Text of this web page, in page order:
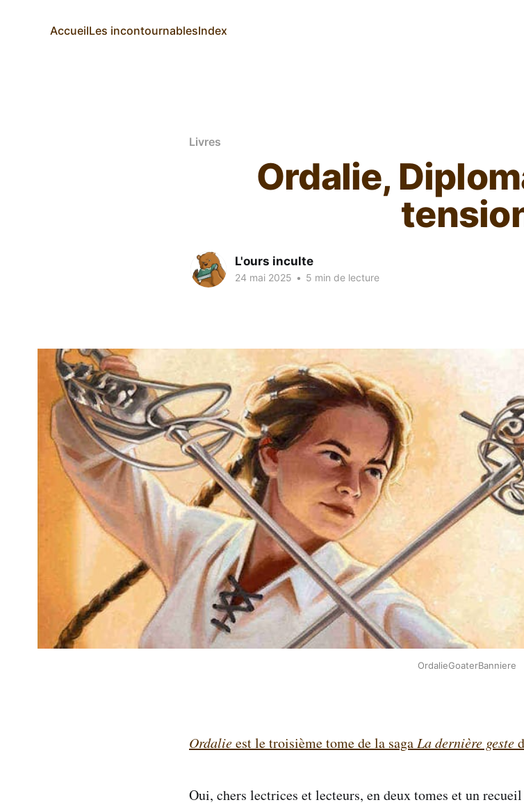
AccueilLes incontournablesIndex
Livres
Ordalie,
L'ours inculte
24 mai 2025 • 5 min de lecture
OrdalieGoaterBanniere
Ordalieest le troisième tome de la sagaLa dernière geste
Oui, chers lectrices et lecteurs, en deux tomes et un